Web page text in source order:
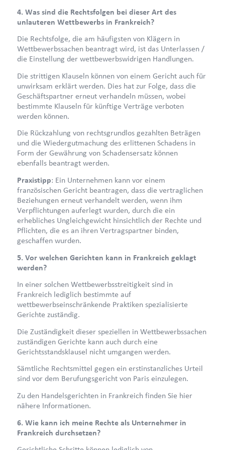
4. Was sind die Rechtsfolgen bei dieser Art des
unlauteren Wettbewerbs in Frankreich?
Die Rechtsfolge, die am häufigsten von Klägern in
Wettbewerbssachen beantragt wird, ist das Unterlassen /
die Einstellung der wettbewerbswidrigen Handlungen.
Die strittigen Klauseln können von einem Gericht auch für
unwirksam erklärt werden. Dies hat zur Folge, dass die
Geschäftspartner erneut verhandeln müssen, wobei
bestimmte Klauseln für künftige Verträge verboten
werden können.
Die Rückzahlung von rechtsgrundlos gezahlten Beträgen
und die Wiedergutmachung des erlittenen Schadens in
Form der Gewährung von Schadensersatz können
ebenfalls beantragt werden.
Praxistipp: Ein Unternehmen kann vor einem
französischen Gericht beantragen, dass die vertraglichen
Beziehungen erneut verhandelt werden, wenn ihm
Verpflichtungen auferlegt wurden, durch die ein
erhebliches Ungleichgewicht hinsichtlich der Rechte und
Pflichten, die es an ihren Vertragspartner binden,
geschaffen wurden.
5. Vor welchen Gerichten kann in Frankreich geklagt
werden?
In einer solchen Wettbewerbsstreitigkeit sind in
Frankreich lediglich bestimmte auf
wettbewerbseinschränkende Praktiken spezialisierte
Gerichte zuständig.
Die Zuständigkeit dieser speziellen in Wettbewerbssachen
zuständigen Gerichte kann auch durch eine
Gerichtsstandsklausel nicht umgangen werden.
Sämtliche Rechtsmittel gegen ein erstinstanzliches Urteil
sind vor dem Berufungsgericht von Paris einzulegen.
Zu den Handelsgerichten in Frankreich finden Sie hier
nähere Informationen.
6. Wie kann ich meine Rechte als Unternehmer in
Frankreich durchsetzen?